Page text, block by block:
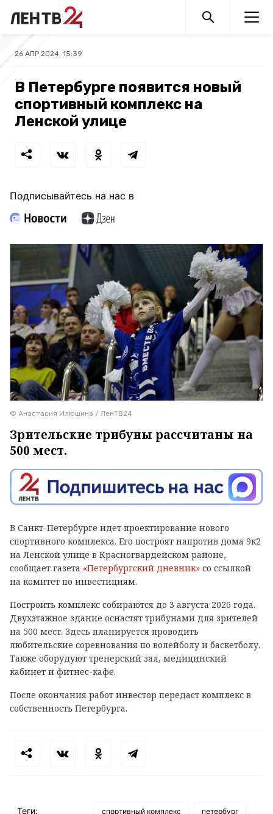
26 АПР 2024, 15:39
В Петербурге появится новый
спортивный комплекс на
Ленской улице
Подписывайтесь на нас в
© Анастасия Илюшина / ЛенТВ24
Зрительские трибуны рассчитаны на
500 мест.
В Санкт-Петербурге идет проектирование нового
спортивного комплекса. Его построят напротив дома 9к2
на Ленской улице в Красногвардейском районе,
сообщает газета «Петербургский дневник» со ссылкой
на комитет по инвестициям.
Построить комплекс собираются до 3 августа 2026 года.
Двухэтажное здание оснастят трибунами для зрителей
на 500 мест. Здесь планируется проводить
любительские соревнования по волейболу и баскетболу.
Также оборудуют тренерский зал, медицинский
кабинет и фитнес-кафе.
После окончания работ инвестор передаст комплекс в
собственность Петербурга.
Теги: спортивный комплекс петербург